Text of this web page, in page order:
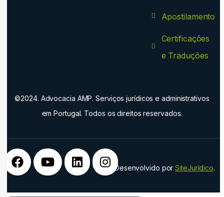
Apostilamento
Certificações
e Traduções
©2024. Advocacia AMP. Serviços jurídicos e administrativos
em Portugal. Todos os direitos reservados.
Desenvolvido porSiteJurídico.